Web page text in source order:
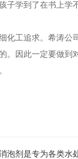
子学到了在书上学
工追求。希涛公
。因此一定要做
泡剂是专为各类水